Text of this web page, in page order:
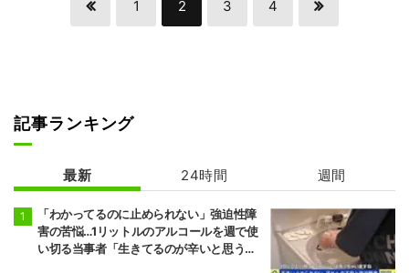
1 2 3 4
記事ランキング
最新 24時間 週間
「わかってるのに止められない」強迫性障
害の苦悩…1リットルのアルコールを週で使
い切る当事者「生きてるのが辛いと思うこ